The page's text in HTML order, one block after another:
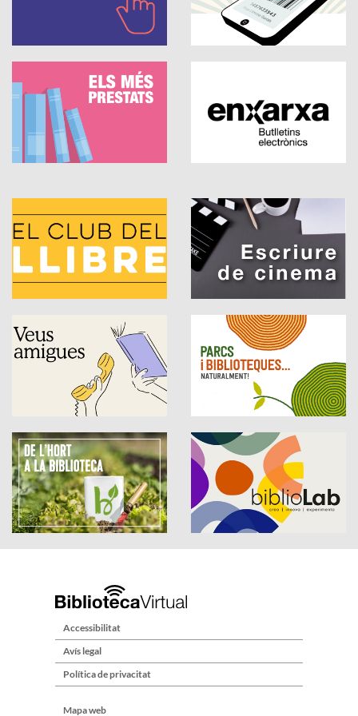
Accessibilitat
Avís legal
Política de privacitat
Mapa web